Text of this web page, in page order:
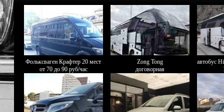
Фольксваген Крафтер 20 мест
от 70 до 90 руб/час
Zong Tong
договорная
автобус